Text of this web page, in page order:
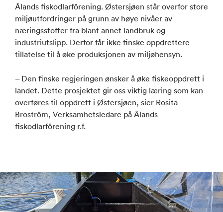
Ålands fiskodlarförening. Østersjøen står overfor store
miljøutfordringer på grunn av høye nivåer av
næringsstoffer fra blant annet landbruk og
industriutslipp. Derfor får ikke finske oppdrettere
tillatelse til å øke produksjonen av miljøhensyn.
– Den finske regjeringen ønsker å øke fiskeoppdrett i
landet. Dette prosjektet gir oss viktig læring som kan
overføres til oppdrett i Østersjøen, sier Rosita
Broström, Verksamhetsledare på Ålands
fiskodlarförening r.f.